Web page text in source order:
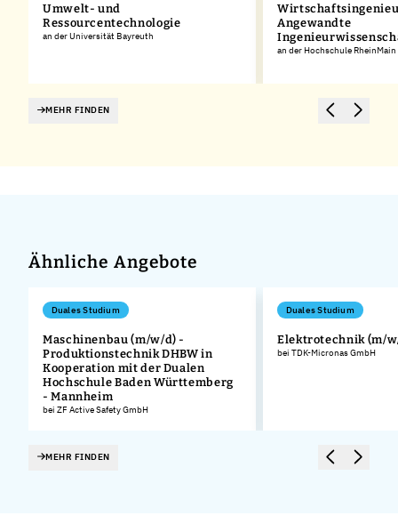
Umwelt- und
Ressourcentechnologie
an der Universität Bayreuth
Angewandte
an der Hochschule RheinMain
MEHR FINDEN
Ähnliche Angebote
Duales Studium
Maschinenbau (m/w/d) -
Produktionstechnik DHBW in
Kooperation mit der Dualen
Hochschule Baden Württemberg
- Mannheim
bei ZF Active Safety GmbH
Duales Studium
Elektrotechnik (m/
bei TDK-Micronas GmbH
MEHR FINDEN